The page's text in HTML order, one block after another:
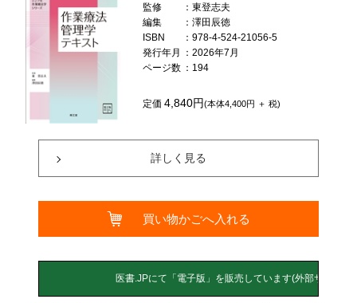
監修
：東登志夫
編集
：澤田辰徳
ISBN
：978-4-524-21056-5
発行年月
：2026年7月
ページ数 ：194
定価4,840円(本体4,400円 ＋ 税)
詳しく見る
買い物かごへ入れる